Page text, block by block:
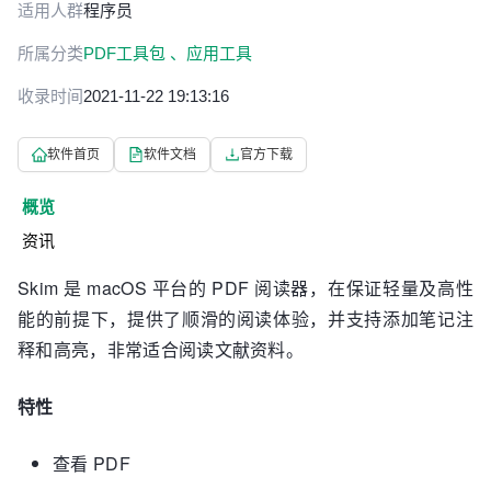
适用人群程序员
所属分类PDF工具包 、 应用工具
收录时间2021-11-22 19:13:16
软件首页 软件文档 官方下载
概览
资讯
Skim 是 macOS 平台的 PDF 阅读器，在保证轻量及高性
能的前提下，提供了顺滑的阅读体验，并支持添加笔记注
释和高亮，非常适合阅读文献资料。
特性
查看 PDF